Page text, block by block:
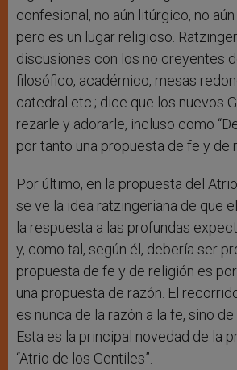
confesional, no aún litúrgico, no
pero es un lugar religioso.
discusiones con los no creyentes
filosófico, académico, mesas
catedral etc.; dice que los nuevos
rezarle y adorarle, incluso como
por tanto una propuesta de fe y de
Por último, en la propuesta del
se ve la idea ratzingeriana de que
la respuesta a las profundas
y, como tal, según él, debería ser
propuesta de fe y de religión es
una propuesta de razón. El
es nunca de la razón a la fe, sino de
Esta es la principal novedad de la
“Atrio de los Gentiles”.